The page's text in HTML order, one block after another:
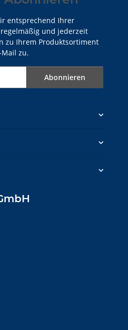
entsprechend Ihrer
und jederzeit
zu Ihrem Produktsortiment
Mail zu.
Abonnieren